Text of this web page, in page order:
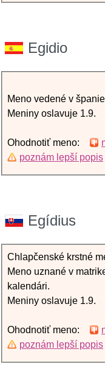
Egidio
Meno vedené v
Meniny oslavuje 1.9.
Ohodnotiť meno:
poznám lepší popis
Egídius
Chlapčenské krstné
Meno uznané v
kalendári.
Meniny oslavuje 1.9.
Ohodnotiť meno:
poznám lepší popis